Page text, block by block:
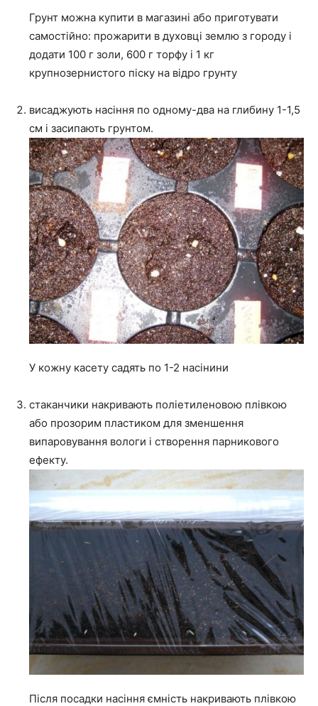
Грунт можна купити в магазині або приготувати
самостійно: прожарити в духовці землю з городу і
додати 100 г золи, 600 г торфу і 1 кг
крупнозернистого піску на відро грунту
висаджують насіння по одному-два на глибину 1-1,5
см і засипають грунтом.
У кожну касету садять по 1-2 насінини
стаканчики накривають поліетиленовою плівкою
або прозорим пластиком для зменшення
випаровування вологи і створення парникового
ефекту.
Після посадки насіння ємність накривають плівкою